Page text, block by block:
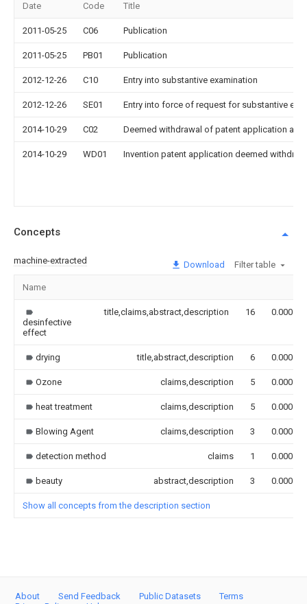
Date Code Title
2011-05-25 C06 Publication
2011-05-25 PB01 Publication
2012-12-26 C10 Entry into substantive examination
2012-12-26 SE01 Entry into force of request for substantive
2014-10-29 C02 Deemed withdrawal of patent application
2014-10-29 WD01 Invention patent application deemed
Concepts
machine-extracted Download Filter table
Name
desinfective
effect
title,claims,abstract,description 16 0.000
drying title,abstract,description 6 0.000
Ozone claims,description 5 0.000
heat treatment claims,description 5 0.000
Blowing Agent claims,description 3 0.000
detection method claims 1 0.000
beauty abstract,description 3 0.000
Show all concepts from the description section
About Send Feedback Public Datasets
Terms